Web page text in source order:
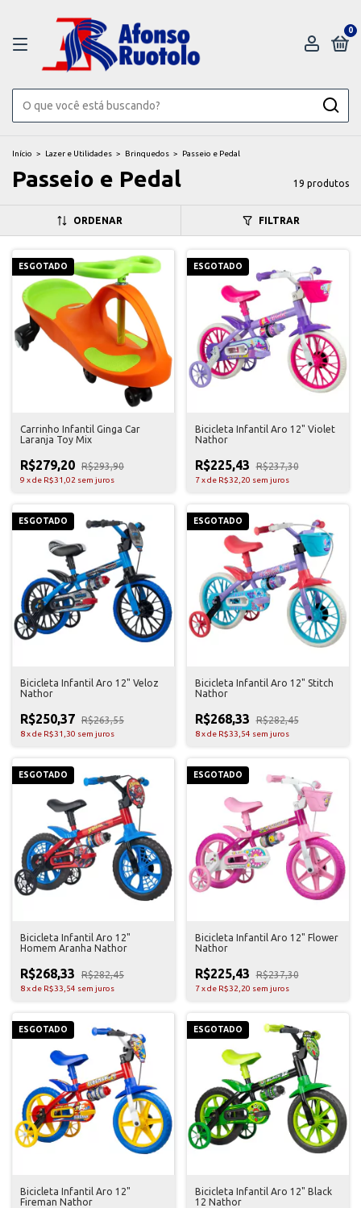
0
Início > Lazer e Utilidades > Brinquedos > Passeio e Pedal
Passeio e Pedal 19 produtos
ORDENAR FILTRAR
ESGOTADO
Carrinho Infantil Ginga Car
Laranja Toy Mix
R$279,20 R$293,90
9 xde R$31,02 sem juros
ESGOTADO
Bicicleta Infantil Aro 12" Violet
Nathor
R$225,43 R$237,30
7 xde R$32,20 sem juros
ESGOTADO
Bicicleta Infantil Aro 12" Veloz
Nathor
R$250,37 R$263,55
8xde R$31,30 sem juros
ESGOTADO
Bicicleta Infantil Aro 12" Stitch
Nathor
R$268,33 R$282,45
8 xde R$33,54 sem juros
ESGOTADO
Bicicleta Infantil Aro 12"
Homem Aranha Nathor
R$268,33 R$282,45
8xde R$33,54 sem juros
ESGOTADO
Bicicleta Infantil Aro 12" Flower
Nathor
R$225,43 R$237,30
7 xde R$32,20 sem juros
ESGOTADO
Bicicleta Infantil Aro 12"
Fireman Nathor
ESGOTADO
Bicicleta Infantil Aro 12" Black
12 Nathor